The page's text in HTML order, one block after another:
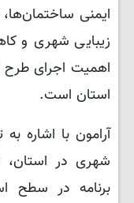
ایمنی
زیبایی شهری و
اهمیت اجرای
استان است.
آرامون با اشاره